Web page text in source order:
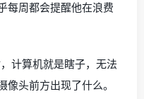
每周都会提醒他在浪费
计算机就是瞎子，无法
头前方出现了什么。